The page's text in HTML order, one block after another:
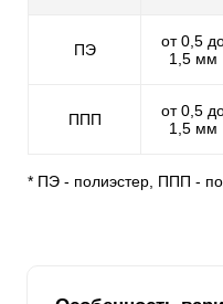
ПЭ
от 0,5
1,5 мм
ППП
от 0,5
1,5 мм
* ПЭ - полиэстер, ППП -